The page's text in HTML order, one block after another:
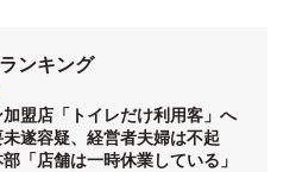
ンキング
盟店「トイレだけ利用客」へ
遂容疑、経営者夫婦は不起
「店舗は一時休業している」